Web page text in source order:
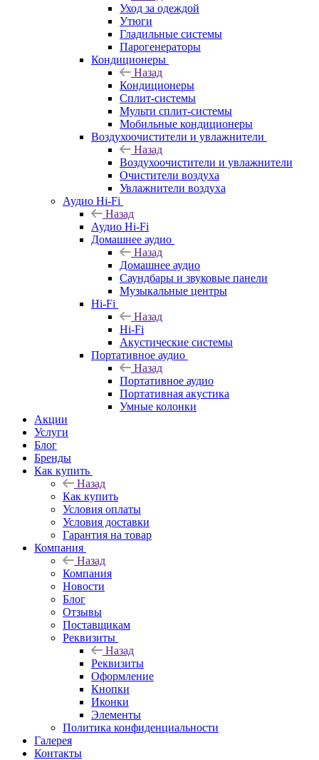
Уход за одеждой
Утюги
Гладильные системы
Парогенераторы
Кондиционеры
Назад
Кондиционеры
Сплит-системы
Мульти сплит-системы
Мобильные кондиционеры
Воздухоочистители и увлажнители
Назад
Воздухоочистители и увлажнители
Очистители воздуха
Увлажнители воздуха
Аудио Hi-Fi
Назад
Аудио Hi-Fi
Домашнее аудио
Назад
Домашнее аудио
Саундбары и звуковые панели
Музыкальные центры
Hi-Fi
Назад
Hi-Fi
Акустические системы
Портативное аудио
Назад
Портативное аудио
Портативная акустика
Умные колонки
Акции
Услуги
Блог
Бренды
Как купить
Назад
Как купить
Условия оплаты
Условия доставки
Гарантия на товар
Компания
Назад
Компания
Новости
Блог
Отзывы
Поставщикам
Реквизиты
Назад
Реквизиты
Оформление
Кнопки
Иконки
Элементы
Политика конфиденциальности
Галерея
Контакты